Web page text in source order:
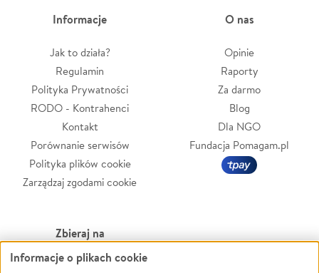
Informacje
Jak to działa?
Regulamin
Polityka Prywatności
RODO - Kontrahenci
Kontakt
Porównanie serwisów
Polityka plików cookie
Zarządzaj zgodami cookie
O nas
Opinie
Raporty
Za darmo
Blog
Dla NGO
Fundacja Pomagam.pl
Zbieraj na
Leczenie
Informacje o plikach cookie